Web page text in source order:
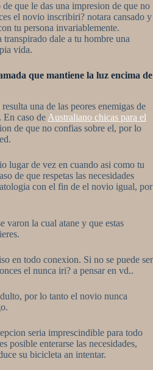
que le das una impresion de que no
el novio inscribiri? notara cansado y
tu persona invariablemente.
dale a tu hombre una
vida.
que mantiene la luz encima de
una de las peores enemigas de
En caso de Australiano chicas para el
de que no confias sobre el, por lo
lugar de vez en cuando asi­ como tu
de que respetas las necesidades
con el fin de el novio igual, por
varon la cual atane y que estas
en todo conexion. Si no se puede ser
el nunca iri? a pensar en vd..
por lo tanto el novio nunca
seri­a imprescindible para todo
posible enterarse las necesidades,
su bicicleta an intentar.